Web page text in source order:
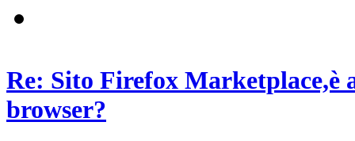
Re: Sito Firefox Marketplace,è
browser?